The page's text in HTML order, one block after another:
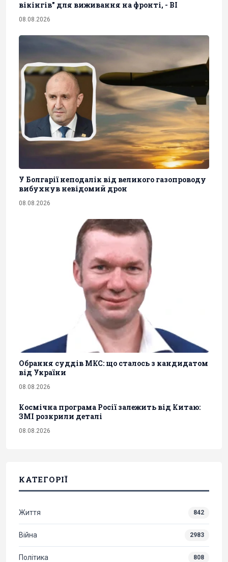
вікінгів" для виживання на фронті, - BI
08.08.2026
У Болгарії неподалік від великого газопроводу
вибухнув невідомий дрон
08.08.2026
Обрання суддів МКС: що сталось з кандидатом
від України
08.08.2026
Космічна програма Росії залежить від Китаю:
ЗМІ розкрили деталі
08.08.2026
КАТЕГОРІЇ
Життя 842
Війна 2983
Політика 808